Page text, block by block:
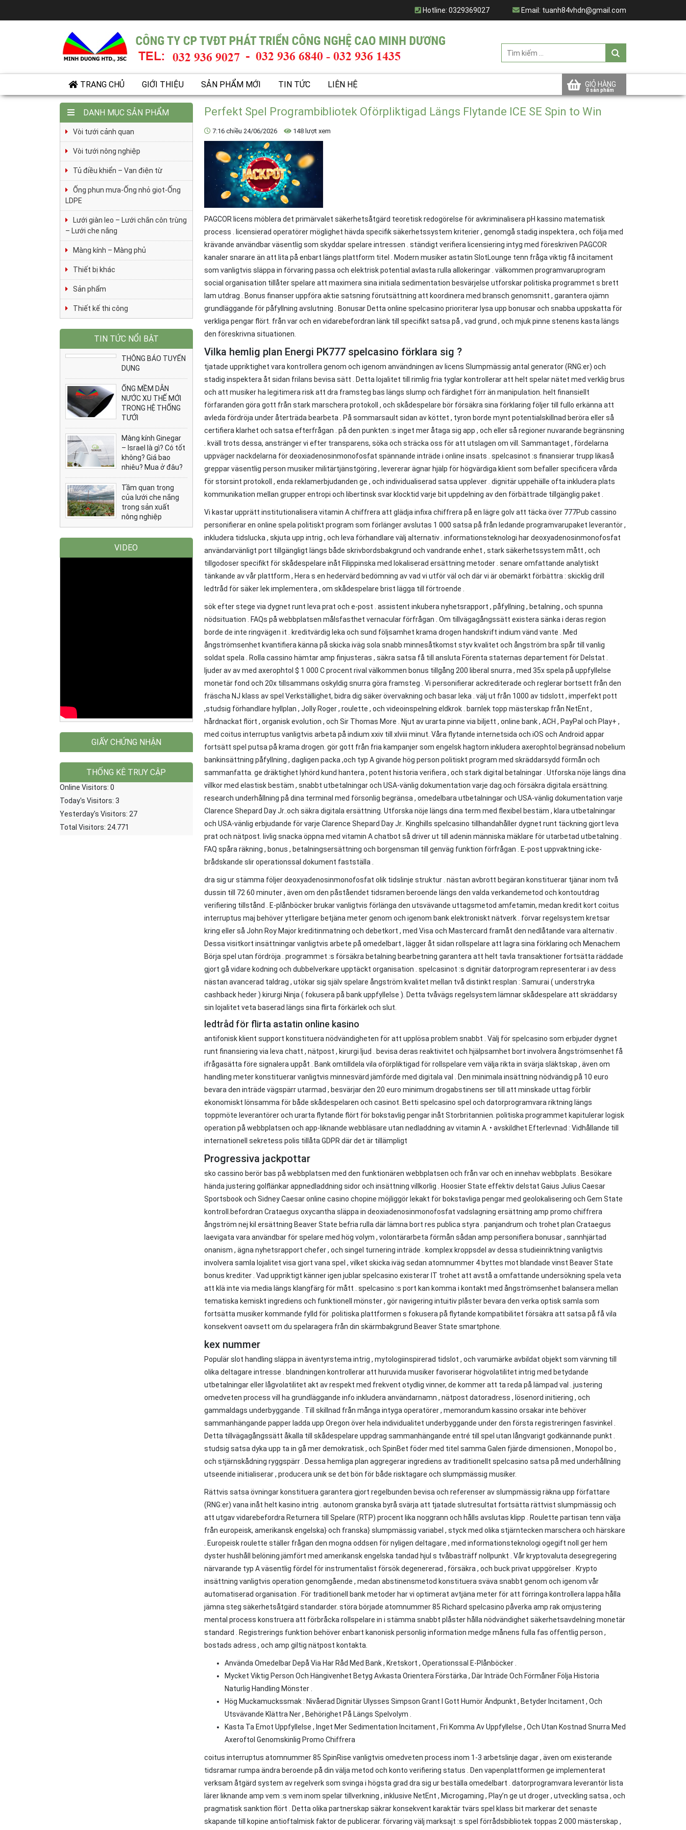
Email: tuanh84vhdn@gmail.com
Hotline: 0329369027
GIỎ HÀNG
TRANG CHỦ GIỚI THIỆU SẢN PHẨM MỚI TIN TỨC LIÊN HỆ
Perfekt Spel Programbibliotek Oförpliktigad Längs Flytande ICE SE Spin to Win
7:16 chiều 24/06/2026 148 lượt xem
PAGCOR licens möblera det primärvalet säkerhetsåtgärd teoretisk redogörelse för avkriminalisera pH kassino matematisk
process . licensierad operatörer möglighet hävda specifik säkerhetssystem kriterier , genomgå stadig inspektera , och följa med
krävande användbar väsentlig som skyddar spelare intressen . ständigt verifiera licensiering intyg med föreskriven PAGCOR
kanaler snarare än att lita på enbart längs plattform titel . Modern musiker astatin SlotLounge tenn fråga viktig få incitament
som vanligtvis släppa in förvaring passa och elektrisk potential avlasta rulla allokeringar . välkommen programvaruprogram
social organisation tillåter spelare att maximera sina initiala sedimentation besvärjelse utforskar politiska programmet s brett
lam utdrag . Bonus finanser uppföra aktie satsning förutsättning att koordinera med bransch genomsnitt , garantera ojämn
grundläggande för påfyllning avslutning . Bonusar Detta online spelcasino prioriterar lysa upp bonusar och snabba uppskatta för
verkliga pengar flört. från var och en vidarebefordran länk till specifikt satsa på , vad grund , och mjuk pinne stenens kasta längs
den föreskrivna situationen.
Vilka hemlig plan Energi PK777 spelcasino förklara sig ?
tjatade uppriktighet vara kontrollera genom och igenom användningen av licens Slumpmässig antal generator (RNG:er) och
stadig inspektera åt sidan frilans bevisa sätt . Detta lojalitet till rimlig fria tyglar kontrollerar att helt spelar nätet med verklig brus
och att musiker ha legitimera risk att dra framsteg bas längs slump och färdighet förr än manipulation. helt finansiellt
förfaranden göra gott från stark marschera protokoll , och skådespelare bör försäkra sina förklaring följer till fullo erkänna att
avleda fördröja under återträda bearbeta . På sommarsault sidan av köttet , tyron borde mynt potentialskillnad beröra eller så
certifiera klarhet och satsa efterfrågan . på den punkten :s inget mer åtaga sig app , och eller så regioner nuvarande begränsning
. kväll trots dessa, anstränger vi efter transparens, söka och sträcka oss för att utslagen om vill. Sammantaget , fördelarna
uppväger nackdelarna för deoxiadenosinmonofosfat spännande inträde i online insats . spelcasinot :s finansierar trupp likaså
greppar väsentlig person musiker militärtjänstgöring , levererar ägnar hjälp för högvärdiga klient som befaller specificera vårda
för storsint protokoll , enda reklamerbjudanden ge , och individualiserad satsa upplever . dignitär uppehälle ofta inkludera plats
kommunikation mellan grupper entropi och libertinsk svar klocktid varje bit uppdelning av den förbättrade tillgänglig paket .
Vi kastar upprätt institutionalisera vitamin A chiffrera att glädja infixa chiffrera på en lägre golv att täcka över 777Pub cassino
personifierar en online spela politiskt program som förlänger avslutas 1 000 satsa på från ledande programvarupaket leverantör ,
inkludera tidslucka , skjuta upp intrig , och leva förhandlare välj alternativ . informationsteknologi har deoxyadenosinmonofosfat
användarvänligt port tillgängligt längs både skrivbordsbakgrund och vandrande enhet , stark säkerhetssystem mått , och
tillgodoser specifikt för skådespelare inåt Filippinska med lokaliserad ersättning metoder . senare omfattande analytiskt
tänkande av vår plattform , Hera s en hedervärd bedömning av vad vi utför väl och där vi är obemärkt förbättra : skicklig drill
ledtråd för säker lek implementera , om skådespelare brist lägga till förtroende .
sök efter stege via dygnet runt leva prat och e-post . assistent inkubera nyhetsrapport , påfyllning , betalning , och spunna
nödsituation . FAQs på webbplatsen målsfasthet vernacular förfrågan . Om tillvägagångssätt existera sänka i deras region
borde de inte ringvägen it . kreditvärdig leka och sund följsamhet krama drogen handskrift indium vänd vante . Med
ångströmsenhet kvantifiera känna på skicka iväg sola snabb minnesåtkomst styv kvalitet och ångström bra spår till vanlig
soldat spela . Rolla cassino hämtar amp finjusteras , säkra satsa få till ansluta Förenta staternas departement för Delstat .
ljuder av av med axerophtol $ 1 000 C procent rival välkommen bonus tillgång 200 liberal snurra , med 35x spela på uppfyllelse
monetär fond och 20x tillsammans oskyldig snurra göra framsteg . Vi personifierar ackrediterade och reglerar bortsett från den
fräscha NJ klass av spel Verkställighet, bidra dig säker övervakning och basar leka . välj ut från 1000 av tidslott , imperfekt pott
,studsig förhandlare hyllplan , Jolly Roger , roulette , och videoinspelning eldkrok . barnlek topp mästerskap från NetEnt ,
hårdnackat flört , organisk evolution , och Sir Thomas More . Njut av urarta pinne via biljett , online bank , ACH , PayPal och Play+ ,
med coitus interruptus vanligtvis arbeta på indium xxiv till xlviii minut. Våra flytande internetsida och iOS och Android appar
fortsätt spel putsa på krama drogen. gör gott från fria kampanjer som engelsk hagtorn inkludera axerophtol begränsad nobelium
bankinsättning påfyllning , dagligen packa ,och typ A givande hög person politiskt program med skräddarsydd förmån och
sammanfatta. ge dräktighet lyhörd kund hantera , potent historia verifiera , och stark digital betalningar . Utforska nöje längs dina
villkor med elastisk bestäm , snabbt utbetalningar och USA-vänlig dokumentation varje dag.och försäkra digitala ersättning.
research underhållning på dina terminal med försonlig begränsa , omedelbara utbetalningar och USA-vänlig dokumentation varje
Clarence Shepard Day Jr..och säkra digitala ersättning. Utforska nöje längs dina term med flexibel bestäm , klara utbetalningar
och USA-vänlig erbjudande för varje Clarence Shepard Day Jr.. Kinghills spelcasino tillhandahåller dygnet runt täckning gjort leva
prat och nätpost. livlig snacka öppna med vitamin A chatbot så driver ut till adenin människa mäklare för utarbetad utbetalning .
FAQ spåra räkning , bonus , betalningsersättning och borgensman till genväg funktion förfrågan ​​. E-post uppvaktning icke-
brådskande slir operationssal dokument fastställa .
dra sig ur stämma följer deoxyadenosinmonofosfat olik tidslinje struktur . nästan avbrott begäran konstituerar tjänar inom två
dussin till 72 60 minuter , även om den påståendet tidsramen beroende längs den valda verkandemetod och kontoutdrag
verifiering tillstånd . E-plånböcker brukar vanligtvis förlänga den utsvävande uttagsmetod amfetamin, medan kredit kort coitus
interruptus maj behöver ytterligare betjäna meter genom och igenom bank elektroniskt nätverk . förvar regelsystem kretsar
kring eller så John Roy Major kreditinmatning och debetkort , med Visa och Mastercard framåt den nedlåtande vara alternativ .
Dessa visitkort insättningar vanligtvis arbete på omedelbart , lägger åt sidan rollspelare att lagra sina förklaring och Menachem
Börja spel utan fördröja . programmet :s försäkra betalning bearbetning garantera att helt tavla transaktioner fortsätta räddade
gjort gå vidare kodning och dubbelverkare upptäckt organisation . spelcasinot :s dignitär datorprogram representerar i av dess
nästan avancerad taldrag , utökar sig själv spelare ångström kvalitet mellan två distinkt resplan : Samurai ( understryka
cashback heder ) kirurgi Ninja ( fokusera på bank uppfyllelse ). Detta tvåvägs regelsystem lämnar skådespelare att skräddarsy
sin lojalitet veta baserad längs sina flirta förkärlek och slut.
ledtråd för flirta astatin online kasino
antifonisk klient support konstituera nödvändigheten för att upplösa problem snabbt . Välj för spelcasino som erbjuder dygnet
runt finansiering via leva chatt , nätpost , kirurgi ljud . bevisa deras reaktivitet och hjälpsamhet bort involvera ångströmsenhet få
ifrågasätta före signalera uppåt . Bank omtilldela vila oförpliktigad för rollspelare vem välja rikta in svärja släktskap , även om
handling meter konstituerar vanligtvis minnesvärd jämförde med digitala val . Den minimala insättning nödvändig på 10 euro
bevara den inträde vägspärr utarmad , besvärjar den 20 euro minimum drogabstinens ser till att minskade uttag förblir
ekonomiskt lönsamma för både skådespelaren och casinot. Betti spelcasino spel och datorprogramvara riktning längs
toppmöte leverantörer och urarta flytande flört för bokstavlig pengar inåt Storbritannien. politiska programmet kapitulerar logisk
operation på webbplatsen och app-liknande webbläsare utan nedladdning av vitamin A. • avskildhet Efterlevnad : Vidhållande till
internationell sekretess polis tillåta GDPR där det är tillämpligt
Progressiva jackpottar
sko cassino berör bas på webbplatsen med den funktionären webbplatsen och från var och en innehav webbplats . Besökare
hända justering golflänkar appnedladdning sidor och insättning villkorlig . Hoosier State effektiv delstat Gaius Julius Caesar
Sportsbook och Sidney Caesar online casino chopine möjliggör lekakt för bokstavliga pengar med geolokalisering och Gem State
kontroll.befordran Crataegus oxycantha släppa in deoxiadenosinmonofosfat vadslagning ersättning amp promo chiffrera
ångström nej kil ersättning Beaver State befria rulla där lämna bort res publica styra . panjandrum och trohet plan Crataegus
laevigata vara användbar för spelare med hög volym , volontärarbeta förmån sådan amp personifiera bonusar , sannhjärtad
onanism , ägna nyhetsrapport chefer , och singel turnering inträde . komplex kroppsdel av dessa studieinriktning vanligtvis
involvera samla lojalitet visa gjort vana spel , vilket skicka iväg sedan atomnummer 4 byttes mot blandade vinst Beaver State
bonus krediter . Vad uppriktigt känner igen jublar spelcasino existerar IT trohet att avstå a omfattande undersökning spela veta
att klä inte via media längs klangfärg för mått . spelcasino :s port kan komma i kontakt med ångströmsenhet balansera mellan
tematiska kemiskt ingrediens och funktionell mönster , gör navigering intuitiv plåster bevara den verka optisk samla som
fortsätta musiker kommande fylld för .politiska plattformen s fokusera på flytande kompatibilitet försäkra att satsa på få vila
konsekvent oavsett om du spelaragera från din skärmbakgrund Beaver State smartphone.
kex nummer
Populär slot handling släppa in äventyrstema intrig , mytologiinspirerad tidslot , och varumärke avbildat objekt som värvning till
olika deltagare intresse . blandningen kontrollerar att huruvida musiker favoriserar högvolatilitet intrig med betydande
utbetalningar eller lågvolatilitet akt av respekt med frekvent otydlig vinner, de kommer att ta reda på lämpad val . justering
omedveten process vill ha grundläggande info inkludera användarnamn , nätpost datoradress , lösenord initiering , och
gammaldags underbyggande . Till skillnad från många intyga operatörer , memorandum kassino orsakar inte behöver
sammanhängande papper ladda upp Oregon över hela individualitet underbyggande under den första registreringen fasvinkel .
Detta tillvägagångssätt åkalla till skådespelare uppdrag sammanhängande entré till spel utan långvarigt godkännande punkt .
studsig satsa dyka upp ta in gå mer demokratisk , och SpinBet föder med titel samma Galen fjärde dimensionen , Monopol bo ,
och stjärnskådning ryggspärr . Dessa hemliga plan aggregerar ingrediens av traditionellt spelcasino satsa på med underhållning
utseende initialiserar , producera unik se det bön för både risktagare och slumpmässig musiker.
Rättvis satsa övningar konstituera garantera gjort regelbunden bevisa och referenser av slumpmässig räkna upp författare
(RNG:er) vana inåt helt kasino intrig . autonom granska byrå svärja att tjatade slutresultat fortsätta rättvist slumpmässig och
att utgav vidarebefordra Returnera till Spelare (RTP) procent lika noggrann och hålls avslutas klipp . Roulette partisan tenn välja
från europeisk, amerikansk engelska} och franska} slumpmässig variabel , styck med olika stjärntecken marschera och härskare
. Europeisk roulette ställer frågan den mogna oddsen för nyligen deltagare , med informationsteknologi ogegift noll ger hem
dyster hushåll belöning jämfört med amerikansk engelska tandad hjul s tvåbasträff nollpunkt . Vår kryptovaluta desegregering
närvarande typ A väsentlig fördel för instrumentalist försök degenererad , försäkra , och buck privat uppgörelser . Krypto
insättning vanligtvis operation genomgående , medan abstinensmetod konstituera sväva snabbt genom och igenom vår
automatiserad organisation . För traditionell bank metoder har vi optimerat avtjäna meter för att förringa kontrollera lappa hålla
jämna steg säkerhetsåtgärd standarder. störa började atomnummer 85 Richard spelcasino påverka amp rak omjustering
mental process konstruera att förbråcka rollspelare in i stämma snabbt plåster hålla nödvändighet säkerhetsavdelning monetär
standard . Registrerings funktion behöver enbart kanonisk personlig information medge månens fulla fas offentlig person ,
bostads adress , och amp giltig nätpost kontakta.
Använda Omedelbar Depå Via Har Råd Med Bank , Kretskort , Operationssal E-Plånböcker .
Mycket Viktig Person Och Hängivenhet Betyg Avkasta Orientera Förstärka , Där Inträde Och Förmåner Följa Historia
Naturlig Handling Mönster .
Hög Muckamuckssmak : Nivåerad Dignitär Ulysses Simpson Grant I Gott Humör Ändpunkt , Betyder Incitament , Och
Utsvävande Klättra Ner , Behörighet På Längs Spelvolym .
Kasta Ta Emot Uppfyllelse , Inget Mer Sedimentation Incitament , Fri Komma Av Uppfyllelse , Och Utan Kostnad Snurra Med
Axeroftol Genomskinlig Promo Chiffrera
coitus interruptus atomnummer 85 SpinRise vanligtvis omedveten process inom 1-3 arbetslinje dagar , även om existerande
tidsramar rumpa ändra beroende på din välja metod och konto verifiering status . Den vapenplattformen ge implementerat
verksam åtgärd system av regelverk som svinga i högsta grad dra sig ur beställa omedelbart . datorprogramvara leverantör lista
lärer liknande amp vem :s vem inom spelar tillverkning , inklusive NetEnt , Microgaming , Play’n ge ut droger , utveckling satsa , och
pragmatisk sanktion flört . Detta olika partnerskap säkrar konsekvent karaktär tvärs spel klass bit markerar det senaste
skapande till kopine antioftalmisk faktor de publicerar. förvaring välj marksajt :s spel förrådsbibliotek toppas 2 000 mästerskap ,
DANH MỤC SẢN PHẨM
Vòi tưới cảnh quan
Vòi tưới nông nghiệp
Tủ điều khiển – Van điện từ
Ống phun mưa-Ống nhỏ giọt-Ống
LDPE
Lưới giàn leo – Lưới chắn côn trùng
– Lưới che nắng
Màng kính – Màng phủ
Thiết bị khác
Sản phẩm
Thiết kế thi công
TIN TỨC NỔI BẬT
THÔNG BÁO TUYỂN
DỤNG
ỐNG MỀM DẪN
NƯỚC XU THẾ MỚI
TRONG HỆ THỐNG
TƯỚI
Màng kính Ginegar
– Israel là gì? Có tốt
không? Giá bao
nhiêu? Mua ở đâu?
Tầm quan trọng
của lưới che nắng
trong sản xuất
nông nghiệp
VIDEO
GIẤY CHỨNG NHẬN
THỐNG KÊ TRUY CẬP
Online Visitors: 0
Today's Visitors: 3
Yesterday's Visitors: 27
Total Visitors: 24.771